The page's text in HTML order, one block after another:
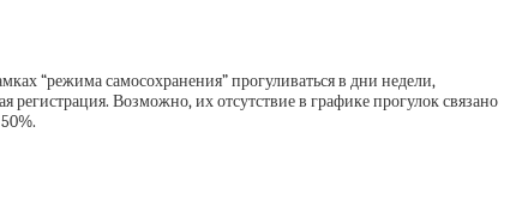
“режима самосохранения” прогуливаться в дни недели,
Возможно, их отсутствие в графике прогулок связано
50%.